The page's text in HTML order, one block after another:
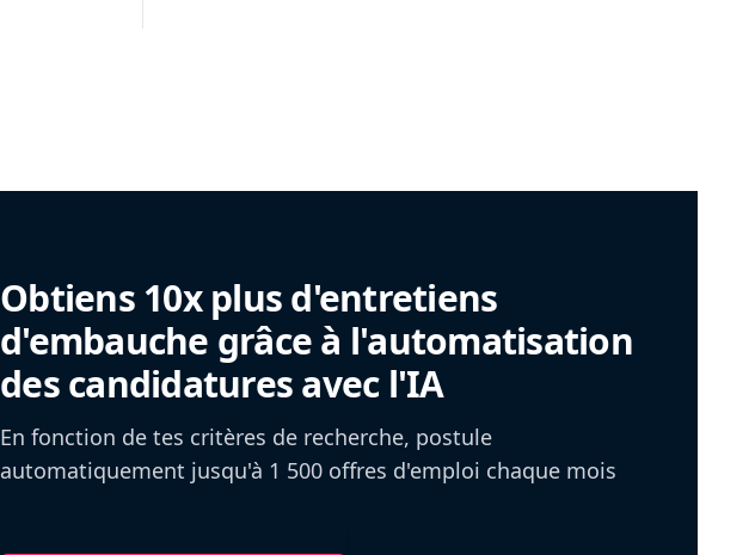
Obtiens 10x plus d'entretiens
d'embauche grâce à l'automatisation
des candidatures avec l'IA
En fonction de tes critères de recherche, postule
automatiquement jusqu'à 1 500 offres d'emploi chaque mois